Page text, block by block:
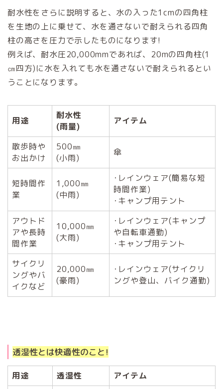
耐水性をさらに説明すると、水の入った1cmの四角柱
を生地の上に乗せて、水を通さないで耐えられる四角
柱の高さを圧力で示したものになります!
例えば、耐水圧20,000mmであれば、20mの四角柱(1
㎝四方)に水を入れても水を通さないで耐えられるとい
うことになります。
用途
耐水性
(雨量)
アイテム
散歩時や
お出かけ
500㎜
(小雨)
傘
短時間作
業
1,000㎜
(中雨)
･レインウェア(簡易な短
時間作業)
･キャンプ用テント
アウトド
アや長時
間作業
10,000㎜
(大雨)
･レインウェア(キャンプ
や自転車通勤)
･キャンプ用テント
サイクリ
ングやバ
イクなど
20,000㎜
(豪雨)
･レインウェア(サイクリ
ングや登山、バイク通勤)
透湿性とは快適性のこと!
用途 透湿性
アイテム